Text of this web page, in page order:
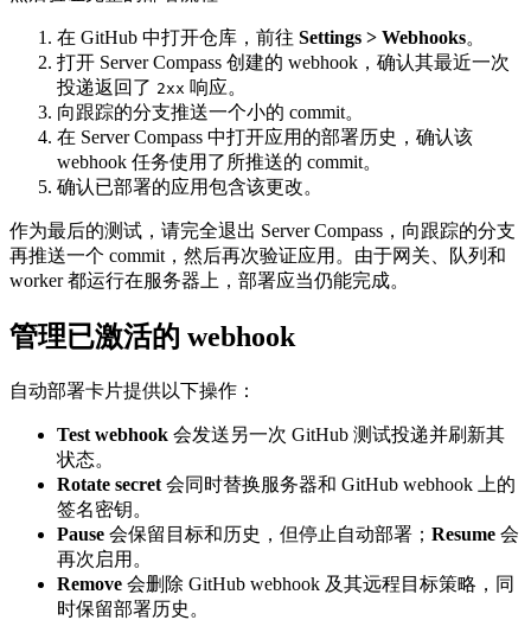
在 GitHub 中打开仓库，前往 Settings > Webhooks。
打开 Server Compass 创建的 webhook，确认其最近一次
投递返回了 2xx 响应。
向跟踪的分支推送一个小的 commit。
在 Server Compass 中打开应用的部署历史，确认该
webhook 任务使用了所推送的 commit。
确认已部署的应用包含该更改。
作为最后的测试，请完全退出 Server Compass，向跟踪的分支
再推送一个 commit，然后再次验证应用。由于网关、队列和
worker 都运行在服务器上，部署应当仍能完成。
管理已激活的 webhook
自动部署卡片提供以下操作：
Test webhook 会发送另一次 GitHub 测试投递并刷新其
状态。
Rotate secret 会同时替换服务器和 GitHub webhook 上的
签名密钥。
Pause 会保留目标和历史，但停止自动部署； Resume 会
再次启用。
Remove 会删除 GitHub webhook 及其远程目标策略，同
时保留部署历史。